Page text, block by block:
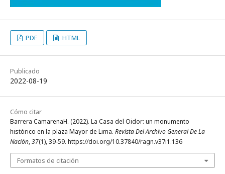
PDF HTML
Publicado
2022-08-19
Cómo citar
Barrera CamarenaH. (2022). La Casa del Oidor: un monumento
histórico en la plaza Mayor de Lima. Revista Del Archivo General De La
Nación,37(1), 39-59. https://doi.org/10.37840/ragn.v37i1.136
Formatos de citación